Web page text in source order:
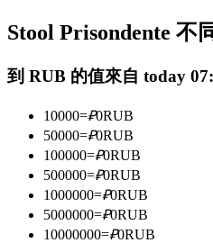
與頂尖交易專家同行
Stool Prisondente 不
到 RUB 的值來自 today
10000=₽0RUB
50000=₽0RUB
100000=₽0RUB
500000=₽0RUB
1000000=₽0RUB
5000000=₽0RUB
10000000=₽0RUB